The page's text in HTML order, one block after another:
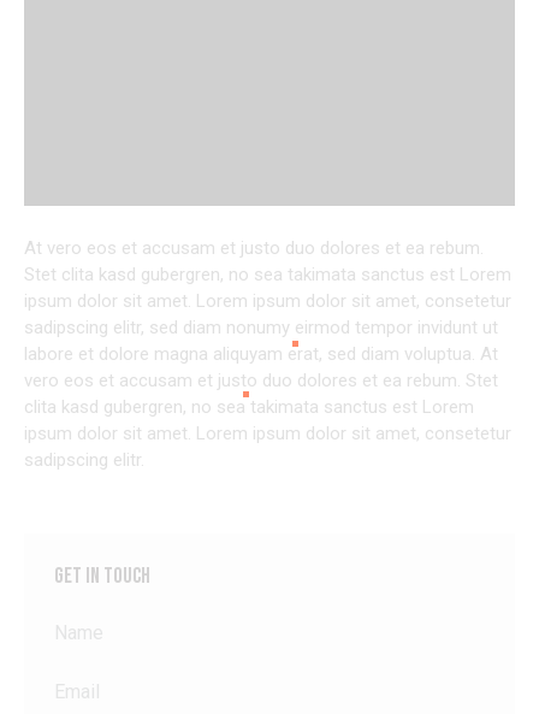
At vero eos et accusam et justo duo dolores et ea rebum.
Stet clita kasd gubergren, no sea takimata sanctus est Lorem
ipsum dolor sit amet. Lorem ipsum dolor sit amet, consetetur
sadipscing elitr, sed diam nonumy eirmod tempor invidunt ut
labore et dolore magna aliquyam erat, sed diam voluptua. At
vero eos et accusam et justo duo dolores et ea rebum. Stet
clita kasd gubergren, no sea takimata sanctus est Lorem
ipsum dolor sit amet. Lorem ipsum dolor sit amet, consetetur
sadipscing elitr.
GET IN TOUCH